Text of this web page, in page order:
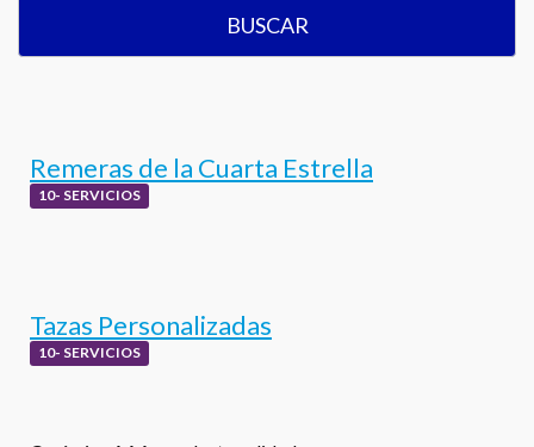
BUSCAR
Remeras de la Cuarta Estrella
10- SERVICIOS
Tazas Personalizadas
10- SERVICIOS